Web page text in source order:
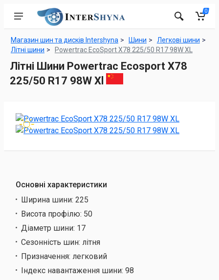
0
Магазин шин та дисків Intershyna Шини
Легкові шини
Літні шини
Powertrac EcoSport X78 225/50 R17 98W XL
Літні Шини Powertrac Ecosport X78
225/50 R17 98W Xl
Основні характеристики
Ширина шини: 225
Висота профілю: 50
Діаметр шини: 17
Сезонність шин: літня
Призначення: легковий
Індекс навантаження шини: 98